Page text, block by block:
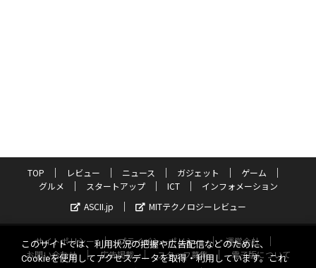
TOP レビュー ニュース ガジェット
ゲーム
グルメ
スタートアップ ICT
インフォメーション
ASCII.jp
MITテクノロジーレビュー
サイトポリシー プライバシーポリシー
運営会社
お問い合わせ
広告掲載 スタッフ募集 電子版について
このサイトでは、利用状況の把握や広告配信などのために、
Cookieを使用してアクセスデータを取得・利用しています。これ